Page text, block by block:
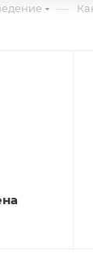
—